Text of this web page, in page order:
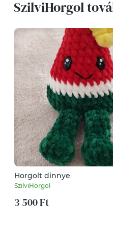
SzilviHorgol
Horgolt dinnye
SzilviHorgol
3 500 Ft